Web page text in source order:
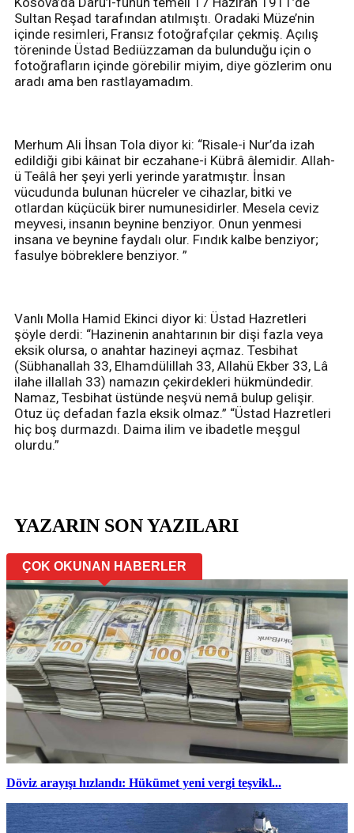
Sultan Reşad tarafından atılmıştı. Oradaki Müze’nin
içinde resimleri, Fransız fotoğrafçılar çekmiş. Açılış
töreninde Üstad Bediüzzaman da bulunduğu için o
fotoğrafların içinde görebilir miyim, diye gözlerim onu
aradı ama ben rastlayamadım.
Merhum Ali İhsan Tola diyor ki: “Risale-i Nur’da izah
edildiği gibi kâinat bir eczahane-i Kübrâ âlemidir. Allah-
ü Teâlâ her şeyi yerli yerinde yaratmıştır. İnsan
vücudunda bulunan hücreler ve cihazlar, bitki ve
otlardan küçücük birer numunesidirler. Mesela ceviz
meyvesi, insanın beynine benziyor. Onun yenmesi
insana ve beynine faydalı olur. Fındık kalbe benziyor;
fasulye böbreklere benziyor. ”
Vanlı Molla Hamid Ekinci diyor ki: Üstad Hazretleri
şöyle derdi: “Hazinenin anahtarının bir dişi fazla veya
eksik olursa, o anahtar hazineyi açmaz. Tesbihat
(Sübhanallah 33, Elhamdülillah 33, Allahü Ekber 33, Lâ
ilahe illallah 33) namazın çekirdekleri hükmündedir.
Namaz, Tesbihat üstünde neşvü nemâ bulup gelişir.
Otuz üç defadan fazla eksik olmaz.” “Üstad Hazretleri
hiç boş durmazdı. Daima ilim ve ibadetle meşgul
olurdu.”
YAZARIN SON YAZILARI
ÇOK OKUNAN HABERLER
Döviz arayışı hızlandı: Hükümet yeni vergi teşvikl...